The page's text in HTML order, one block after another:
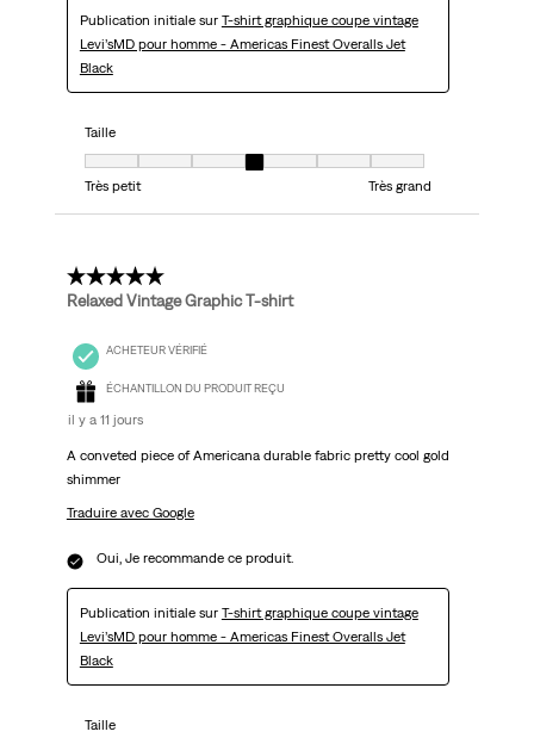
Publication initiale sur T-shirt graphique coupe vintage
Levi’sMD pour homme - Americas Finest Overalls Jet
Black
Taille
Taille, 4 sur 7, où 1 est égal à Très petit et 7 est égal à Très grand
Très petit
Très grand
5 étoile(s) sur 5.
Relaxed Vintage Graphic T-shirt
ACHETEUR VÉRIFIÉ
ÉCHANTILLON DU PRODUIT REÇU
il y a 11 jours
A conveted piece of Americana durable fabric pretty cool gold
shimmer
Traduire avec Google
Oui, Je recommande ce produit.
Publication initiale sur T-shirt graphique coupe vintage
Levi’sMD pour homme - Americas Finest Overalls Jet
Black
Taille